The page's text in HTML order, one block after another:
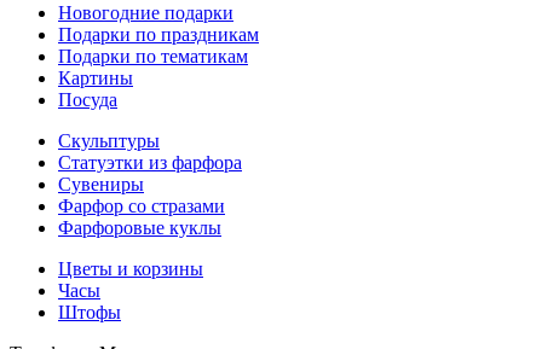
Новогодние подарки
Подарки по праздникам
Подарки по тематикам
Картины
Посуда
Скульптуры
Статуэтки из фарфора
Сувениры
Фарфор со стразами
Фарфоровые куклы
Цветы и корзины
Часы
Штофы